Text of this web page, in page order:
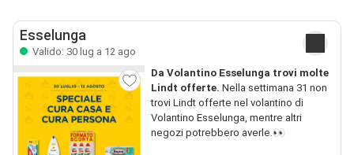
Esselunga
Valido: 30 lug a 12 ago
Da Volantino Esselunga trovi molte
Lindt offerte. Nella settimana 31 non
trovi Lindt offerte nel volantino di
Volantino Esselunga, mentre altri
negozi potrebbero averle.👀